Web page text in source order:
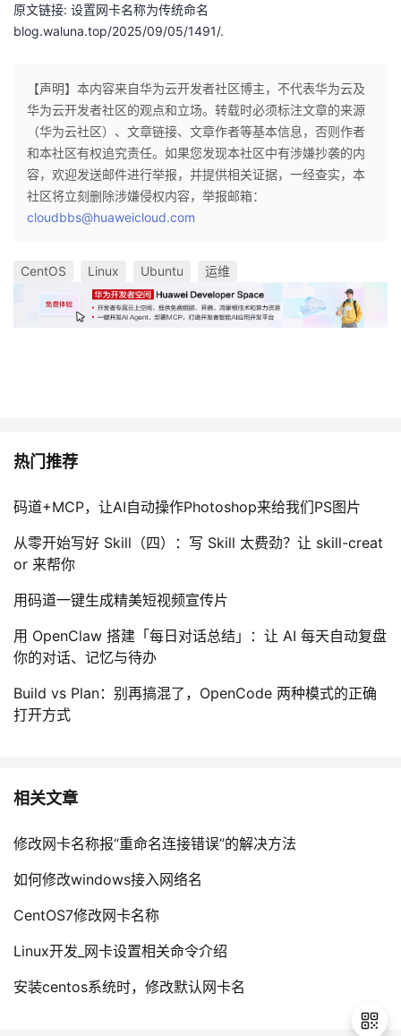
原文链接: 设置网卡名称为传统命名
blog.waluna.top/2025/09/05/1491/.
【声明】本内容来自华为云开发者社区博主，不代表华为云及
华为云开发者社区的观点和立场。转载时必须标注文章的来源
（华为云社区）、文章链接、文章作者等基本信息，否则作者
和本社区有权追究责任。如果您发现本社区中有涉嫌抄袭的内
容，欢迎发送邮件进行举报，并提供相关证据，一经查实，本
社区将立刻删除涉嫌侵权内容，举报邮箱：
cloudbbs@huaweicloud.com
CentOS Linux Ubuntu 运维
热门推荐
码道+MCP，让AI自动操作Photoshop来给我们PS图片
从零开始写好 Skill（四）：写 Skill 太费劲？让 skill-creat
or 来帮你
用码道一键生成精美短视频宣传片
用 OpenClaw 搭建「每日对话总结」：让 AI 每天自动复盘
你的对话、记忆与待办
Build vs Plan：别再搞混了，OpenCode 两种模式的正确
打开方式
相关文章
修改网卡名称报“重命名连接错误”的解决方法
如何修改windows接入网络名
CentOS7修改网卡名称
Linux开发_网卡设置相关命令介绍
安装centos系统时，修改默认网卡名